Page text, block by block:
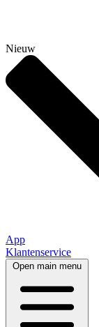
Nieuw
App
Klantenservice
Open main menu